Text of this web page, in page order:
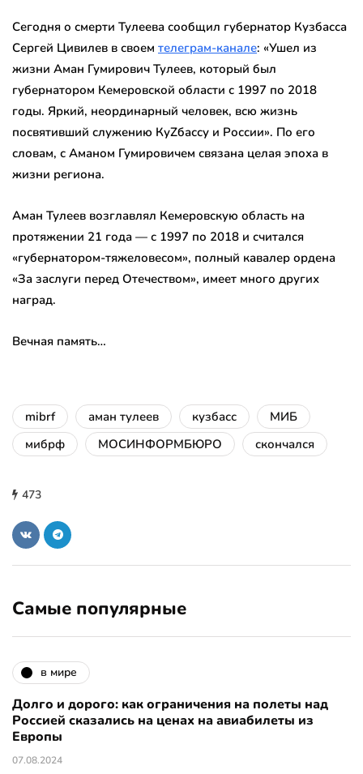
Сегодня о смерти Тулеева сообщил губернатор Кузбасса
Сергей Цивилев в своем телеграм-канале: «Ушел из
жизни Аман Гумирович Тулеев, который был
губернатором Кемеровской области с 1997 по 2018
годы. Яркий, неординарный человек, всю жизнь
посвятивший служению КуZбассу и России». По его
словам, с Аманом Гумировичем связана целая эпоха в
жизни региона.
Аман Тулеев возглавлял Кемеровскую область на
протяжении 21 года — с 1997 по 2018 и считался
«губернатором-тяжеловесом», полный кавалер ордена
«За заслуги перед Отечеством», имеет много других
наград.
Вечная память…
mibrf аман тулеев кузбасс
МИБ
мибрф
МОСИНФОРМБЮРО скончался
473
Самые популярные
в мире
Долго и дорого: как ограничения на полеты над
Россией сказались на ценах на авиабилеты из
Европы
07.08.2024